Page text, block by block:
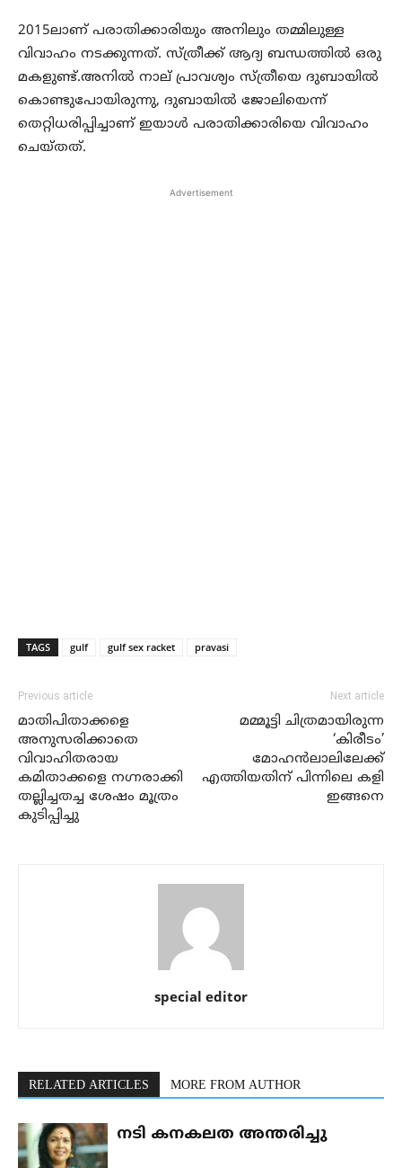
2015ലാണ് പരാതിക്കാരിയും അനിലും തമ്മിലുള്ള
വിവാഹം നടക്കുന്നത്. സ്ത്രീക്ക് ആദ്യ ബന്ധത്തില്‍ ഒരു
മകളുണ്ട്.അനില്‍ നാല് പ്രാവശ്യം സ്ത്രീയെ ദുബായില്‍
കൊണ്ടുപോയിരുന്നു, ദുബായില്‍ ജോലിയെന്ന്
തെറ്റിധരിപ്പിച്ചാണ് ഇയാള്‍ പരാതിക്കാരിയെ വിവാഹം
ചെയ്തത്.
Advertisement
TAGS gulf gulf sex racket pravasi
Previous article
മാതിപിതാക്കളെ
അനുസരിക്കാതെ
വിവാഹിതരായ
കമിതാക്കളെ നഗ്നരാക്കി
തല്ലിച്ചതച്ച ശേഷം മൂത്രം
കുടിപ്പിച്ചു
Next article
മമ്മൂട്ടി ചിത്രമായിരുന്ന
‘കിരീടം’
മോഹന്‍ലാലിലേക്ക്
എത്തിയതിന് പിന്നിലെ കളി
ഇങ്ങനെ
special editor
RELATED ARTICLES MORE FROM AUTHOR
നടി കനകലത അന്തരിച്ചു